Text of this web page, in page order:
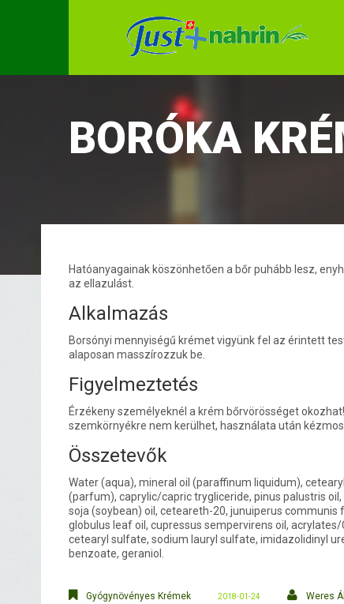
BORÓKA
Hatóanyagainak köszönhetően a bőr puhább lesz,
az ellazulást.
Alkalmazás
Borsónyi mennyiségű krémet vigyünk fel az érintett
alaposan masszírozzuk be.
Figyelmeztetés
Érzékeny személyeknél a krém bőrvörösséget
szemkörnyékre nem kerülhet, használata után
Összetevők
Water (aqua), mineral oil (paraffinum liquidum),
(parfum), caprylic/capric trygliceride, pinus palustris oil,
soja (soybean) oil, ceteareth-20, junuiperus communis
globulus leaf oil, cupressus sempervirens oil,
cetearyl sulfate, sodium lauryl sulfate, imidazolidinyl
benzoate, geraniol.
Gyógynövényes Krémek 2018-01-24 Weres